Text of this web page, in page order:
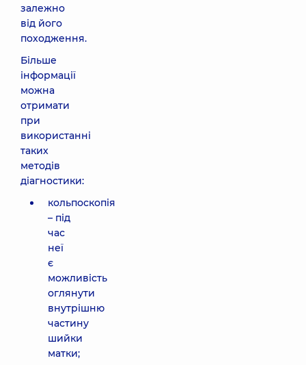
залежно
від його
походження.
Більше
інформації
можна
отримати
при
використанні
таких
методів
діагностики:
кольпоскопія
– під
час
неї
є
можливість
оглянути
внутрішню
частину
шийки
матки;